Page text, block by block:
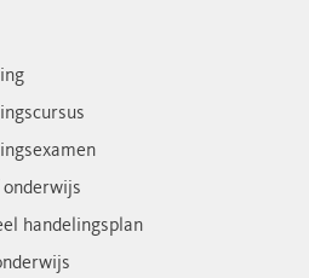
handelingsplan